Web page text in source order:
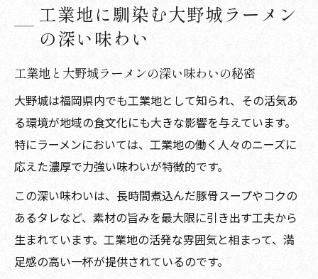
工業地に馴染む大野城ラーメン
の深い味わい
工業地と大野城ラーメンの深い味わいの秘密
大野城は福岡県内でも工業地として知られ、その活気あ
る環境が地域の食文化にも大きな影響を与えています。
特にラーメンにおいては、工業地の働く人々のニーズに
応えた濃厚で力強い味わいが特徴的です。
この深い味わいは、長時間煮込んだ豚骨スープやコクの
あるタレなど、素材の旨みを最大限に引き出す工夫から
生まれています。工業地の活発な雰囲気と相まって、満
足感の高い一杯が提供されているのです。